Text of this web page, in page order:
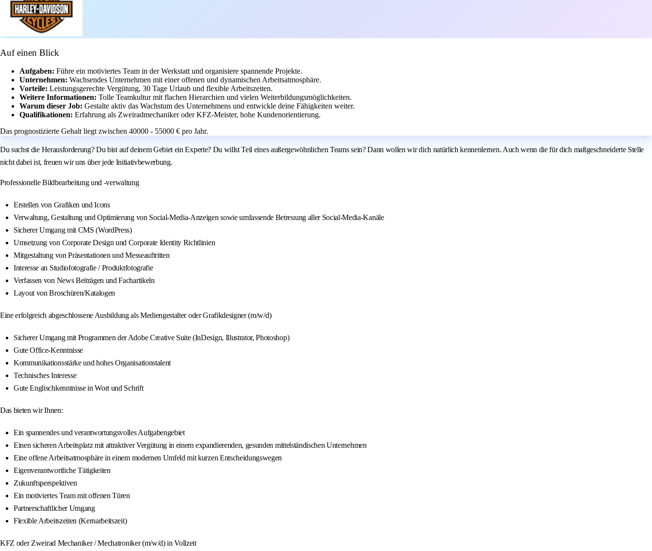
Auf einen Blick
Aufgaben: Führe ein motiviertes Team in der Werkstatt und organisiere spannende Projekte.
Unternehmen: Wachsendes Unternehmen mit einer offenen und dynamischen Arbeitsatmosphäre.
Vorteile: Leistungsgerechte Vergütung, 30 Tage Urlaub und flexible Arbeitszeiten.
Weitere Informationen: Tolle Teamkultur mit flachen Hierarchien und vielen Weiterbildungsmöglichkeiten.
Warum dieser Job: Gestalte aktiv das Wachstum des Unternehmens und entwickle deine Fähigkeiten weiter.
Qualifikationen: Erfahrung als Zweiradmechaniker oder KFZ-Meister, hohe Kundenorientierung.
Das prognostizierte Gehalt liegt zwischen 40000 - 55000 € pro Jahr.
Du suchst die Herausforderung? Du bist auf deinem Gebiet ein Experte? Du willst Teil eines außergewöhnlichen Teams sein? Dann wollen wir dich natürlich kennenlernen. Auch wenn die für dich maßgeschneiderte Stelle
nicht dabei ist, freuen wir uns über jede Initiativbewerbung.
Professionelle Bildbearbeitung und -verwaltung
Erstellen von Grafiken und Icons
Verwaltung, Gestaltung und Optimierung von Social‑Media‑Anzeigen sowie umfassende Betreuung aller Social‑Media‑Kanäle
Sicherer Umgang mit CMS (WordPress)
Umsetzung von Corporate Design und Corporate Identity Richtlinien
Mitgestaltung von Präsentationen und Messeauftritten
Interesse an Studiofotografie / Produktfotografie
Verfassen von News Beiträgen und Fachartikeln
Layout von Broschüren/Katalogen
Eine erfolgreich abgeschlossene Ausbildung als Mediengestalter oder Grafikdesigner (m/w/d)
Sicherer Umgang mit Programmen der Adobe Creative Suite (InDesign, Illustrator, Photoshop)
Gute Office‑Kenntnisse
Kommunikationsstärke und hohes Organisationstalent
Technisches Interesse
Gute Englischkenntnisse in Wort und Schrift
Das bieten wir Ihnen:
Ein spannendes und verantwortungsvolles Aufgabengebiet
Einen sicheren Arbeitsplatz mit attraktiver Vergütung in einem expandierenden, gesunden mittelständischen Unternehmen
Eine offene Arbeitsatmosphäre in einem modernen Umfeld mit kurzen Entscheidungswegen
Eigenverantwortliche Tätigkeiten
Zukunftsperspektiven
Ein motiviertes Team mit offenen Türen
Partnerschaftlicher Umgang
Flexible Arbeitszeiten (Kernarbeitszeit)
KFZ oder Zweirad Mechaniker / Mechatroniker (m/w/d) in Vollzeit